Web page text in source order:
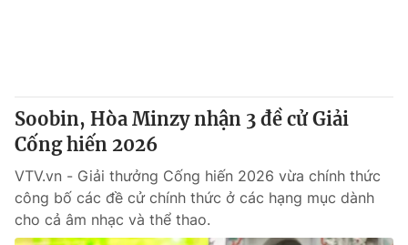
Soobin, Hòa Minzy nhận 3 đề cử Giải
Cống hiến 2026
VTV.vn - Giải thưởng Cống hiến 2026 vừa chính thức
công bố các đề cử chính thức ở các hạng mục dành
cho cả âm nhạc và thể thao.